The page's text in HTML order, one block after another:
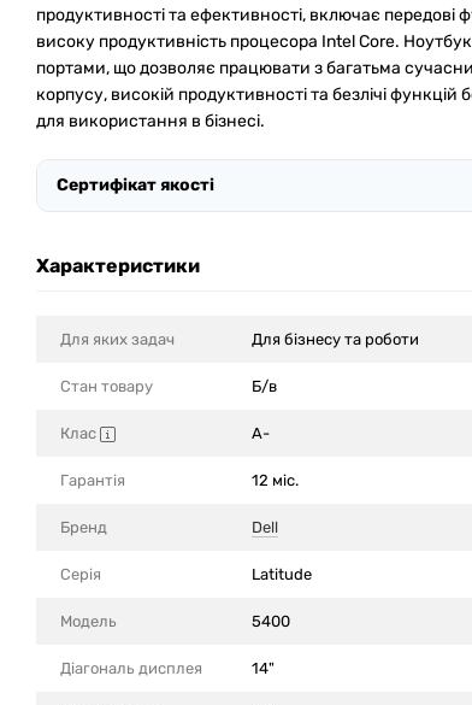
продуктивності та ефективності, включає передові
високу продуктивність процесора Intel Core.
портами, що дозволяє працювати з багатьма
корпусу, високій продуктивності та безлічі
для використання в бізнесі.
Сертифікат якості
Характеристики
Для яких задач Для бізнесу та роботи
Стан товару Б/в
Клас A-
Гарантія 12 міс.
Бренд Dell
Серія Latitude
Модель 5400
Діагональ дисплея 14"